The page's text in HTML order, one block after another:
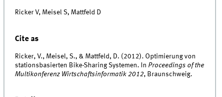
Ricker V, Meisel S, Mattfeld D
Cite as
Ricker, V., Meisel, S., & Mattfeld, D. (2012). Optimierung von
stationsbasierten Bike-Sharing Systemen. InProceedings of the
Multikonferenz Wirtschaftsinformatik 2012, Braunschweig.